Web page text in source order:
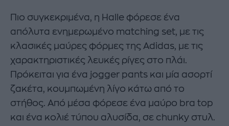
Πιο συγκεκριμένα, η Halle φόρεσε ένα
απόλυτα ενημερωμένο matching set, με τις
κλασικές μαύρες φόρμες της Adidas, με τις
χαρακτηριστικές λευκές ρίγες στο πλάι.
Πρόκειται για ένα jogger pants και μία ασορτί
ζακέτα, κουμπωμένη λίγο κάτω από το
στήθος. Από μέσα φόρεσε ένα μαύρο bra top
και ένα κολιέ τύπου αλυσίδα, σε chunky στυλ.